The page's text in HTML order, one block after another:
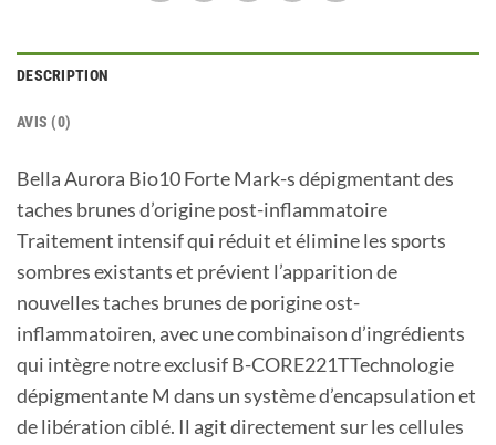
DESCRIPTION
AVIS (0)
Bella Aurora Bio10 Forte Mark-s dépigmentant des
taches brunes d’origine post-inflammatoire
Traitement intensif qui réduit et élimine les sports
sombres existants et prévient l’apparition de
nouvelles taches brunes de porigine ost-
inflammatoiren, avec une combinaison d’ingrédients
qui intègre notre exclusif B-CORE221TTechnologie
dépigmentante M dans un système d’encapsulation et
de libération ciblé. Il agit directement sur les cellules